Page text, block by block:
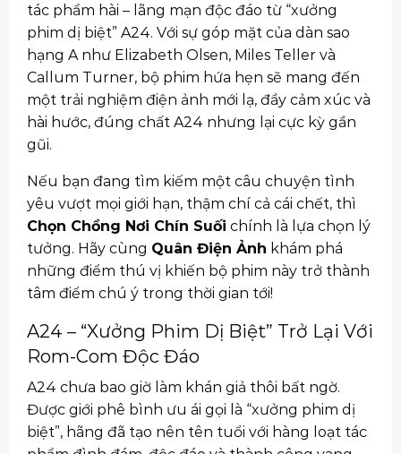
tác phẩm hài – lãng mạn độc đáo từ “xưởng
phim dị biệt” A24. Với sự góp mặt của dàn sao
hạng A như Elizabeth Olsen, Miles Teller và
Callum Turner, bộ phim hứa hẹn sẽ mang đến
một trải nghiệm điện ảnh mới lạ, đầy cảm xúc và
hài hước, đúng chất A24 nhưng lại cực kỳ gần
gũi.
Nếu bạn đang tìm kiếm một câu chuyện tình
yêu vượt mọi giới hạn, thậm chí cả cái chết, thì
Chọn Chồng Nơi Chín Suối chính là lựa chọn lý
tưởng. Hãy cùng Quân Điện Ảnh khám phá
những điểm thú vị khiến bộ phim này trở thành
tâm điểm chú ý trong thời gian tới!
A24 – “Xưởng Phim Dị Biệt” Trở Lại Với
Rom-Com Độc Đáo
A24 chưa bao giờ làm khán giả thôi bất ngờ.
Được giới phê bình ưu ái gọi là “xưởng phim dị
biệt”, hãng đã tạo nên tên tuổi với hàng loạt tác